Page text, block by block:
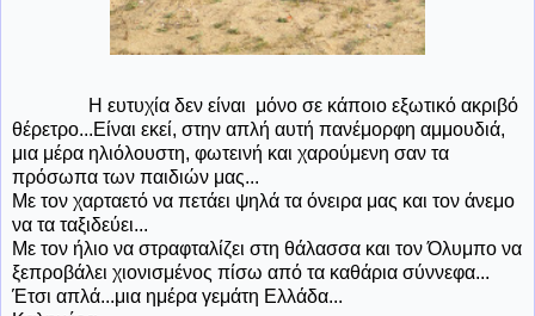
Η ευτυχία δεν είναι μόνο σε κάποιο εξωτικό ακριβό
θέρετρο...Είναι εκεί, στην απλή αυτή πανέμορφη αμμουδιά,
μια μέρα ηλιόλουστη, φωτεινή και χαρούμενη σαν τα
πρόσωπα των παιδιών μας...
Με τον χαρταετό να πετάει ψηλά τα όνειρα μας και τον άνεμο
να τα ταξιδεύει...
Με τον ήλιο να στραφταλίζει στη θάλασσα και τον Όλυμπο να
ξεπροβάλει χιονισμένος πίσω από τα καθάρια σύννεφα...
Έτσι απλά...μια ημέρα γεμάτη Ελλάδα...